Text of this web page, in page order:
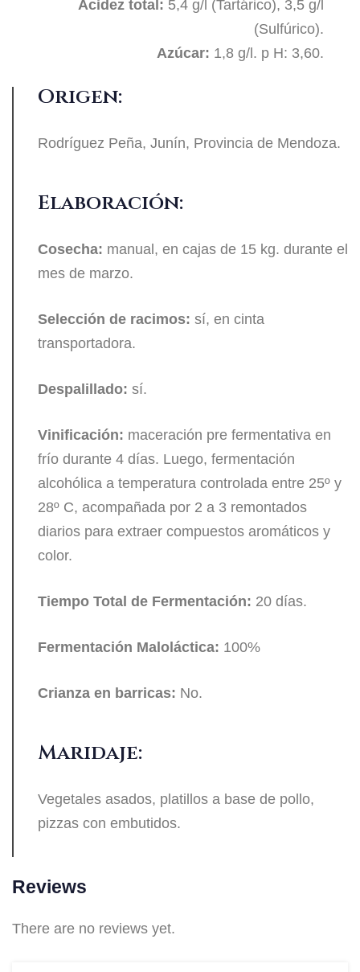
Acidez total: 5,4 g/l (Tartárico), 3,5 g/l
(Sulfúrico).
Azúcar: 1,8 g/l. p H: 3,60.
Origen:
Rodríguez Peña, Junín, Provincia de Mendoza.
Elaboración:
Cosecha: manual, en cajas de 15 kg. durante el
mes de marzo.
Selección de racimos: sí, en cinta
transportadora.
Despalillado: sí.
Vinificación: maceración pre fermentativa en
frío durante 4 días. Luego, fermentación
alcohólica a temperatura controlada entre 25º y
28º C, acompañada por 2 a 3 remontados
diarios para extraer compuestos aromáticos y
color.
Tiempo Total de Fermentación: 20 días.
Fermentación Maloláctica: 100%
Crianza en barricas: No.
Maridaje:
Vegetales asados, platillos a base de pollo,
pizzas con embutidos.
Reviews
There are no reviews yet.